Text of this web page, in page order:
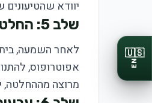
יוודא
שלב 5: החלטת בית המשפט
לאחר השמעה,
אפוטרופוס,
מרוצה מההחלטה,
🇺🇸
EN